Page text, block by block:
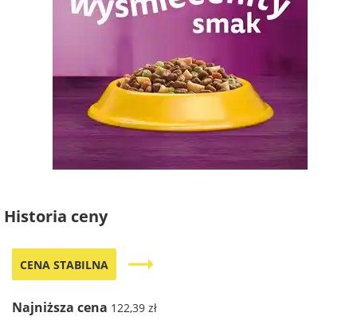
Historia ceny
CENA STABILNA trending_flat
Najniższa cena 122,39 zł